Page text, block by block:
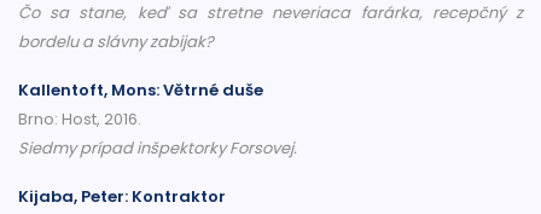
Čo sa stane, keď sa stretne neveriaca farárka, recepčný z
bordelu a slávny zabijak?
Kallentoft, Mons: Větrné duše
Brno: Host, 2016.
Siedmy prípad inšpektorky Forsovej.
Kijaba, Peter: Kontraktor